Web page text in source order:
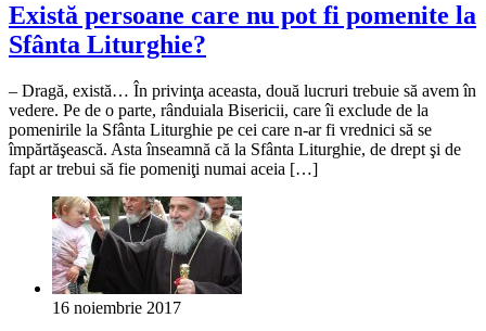
Există persoane care nu pot fi pomenite la
Sfânta Liturghie?
– Dragă, există… În privinţa aceasta, două lucruri trebuie să avem în
vedere. Pe de o parte, rânduiala Bisericii, care îi exclude de la
pomenirile la Sfânta Liturghie pe cei care n-ar fi vrednici să se
împărtăşească. Asta înseamnă că la Sfânta Liturghie, de drept şi de
fapt ar trebui să fie pomeniţi numai aceia […]
16 noiembrie 2017